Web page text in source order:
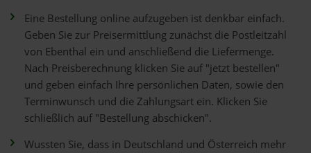
Eine Bestellung online aufzugeben ist denkbar einfach.
Geben Sie zur Preisermittlung zunächst die Postleitzahl
von Ebenthal ein und anschließend die Liefermenge.
Nach Preisberechnung klicken Sie auf "jetzt bestellen"
und geben einfach Ihre persönlichen Daten, sowie den
Terminwunsch und die Zahlungsart ein. Klicken Sie
schließlich auf "Bestellung abschicken".
Wussten Sie, dass in Deutschland und Österreich mehr